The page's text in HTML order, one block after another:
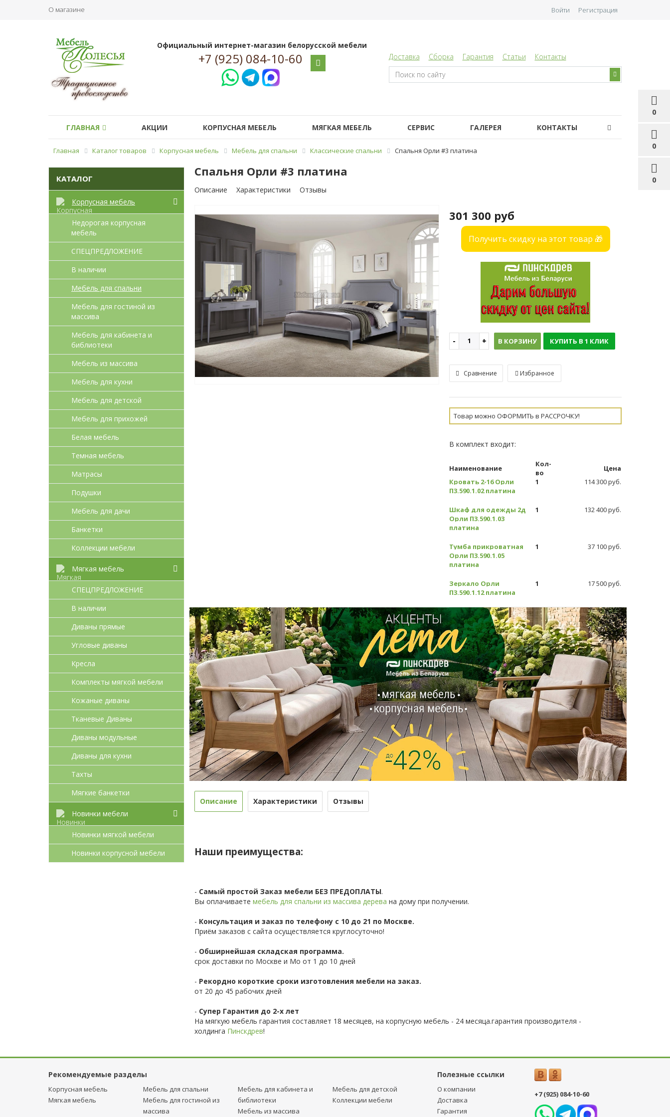
О магазине
0
0
0
Войти Регистрация
Официальный интернет-магазин белорусской мебели
+7 (925) 084-10-60 Доставка Сборка Гарантия Статьи Контакты
ГЛАВНАЯ АКЦИИ КОРПУСНАЯ МЕБЕЛЬ МЯГКАЯ МЕБЕЛЬ СЕРВИС ГАЛЕРЕЯ КОНТАКТЫ
Главная Каталог товаров Корпусная мебель Мебель для спальни Классические спальни Спальня Орли #3 платина
КАТАЛОГ
Корпусная мебель
Недорогая корпусная
мебель
СПЕЦПРЕДЛОЖЕНИЕ
В наличии
Мебель для спальни
Мебель для гостиной из
массива
Мебель для кабинета и
библиотеки
Мебель из массива
Мебель для кухни
Мебель для детcкой
Мебель для прихожей
Белая мебель
Темная мебель
Матрасы
Подушки
Мебель для дачи
Банкетки
Коллекции мебели
Мягкая мебель
СПЕЦПРЕДЛОЖЕНИЕ
В наличии
Диваны прямые
Угловые диваны
Кресла
Комплекты мягкой мебели
Кожаные диваны
Тканевые Диваны
Диваны модульные
Диваны для кухни
Тахты
Мягкие банкетки
Новинки мебели
Новинки мягкой мебели
Новинки корпусной мебели
Спальня Орли #3 платина
Описание Характеристики Отзывы
301 300 руб
Получить скидку на этот товар 🎁
В КОРЗИНУ КУПИТЬ В 1 КЛИК
Сравнение Избранное
Товар можно ОФОРМИТЬ в РАССРОЧКУ!
В комплект входит:
Наименование
Кол-
во
Цена
Кровать 2-16 Орли
П3.590.1.02 платина
1 114 300 руб.
Шкаф для одежды 2д
Орли П3.590.1.03
платина
1 132 400 руб.
Тумба прикроватная
Орли П3.590.1.05
платина
1 37 100 руб.
Зеркало Орли
П3.590.1.12 платина
1 17 500 руб.
Описание Характеристики Отзывы
Наши преимущества:
- Самый простой Заказ мебели БЕЗ ПРЕДОПЛАТЫ.
Вы оплачиваете мебель для спальни из массива дерева на дому при получении.
- Консультация и заказ по телефону с 10 до 21 по Москве.
Приём заказов с сайта осуществляется круглосуточно!
- Обширнейшая складская программа.
срок доставки по Москве и Мо от 1 до 10 дней
- Рекордно короткие сроки изготовления мебели на заказ.
от 20 до 45 рабочих дней
- Супер Гарантия до 2-х лет
На мягкую мебель гарантия составляет 18 месяцев, на корпусную мебель - 24 месяца.гарантия производителя -
холдинга Пинскдрев!
Рекомендуемые разделы Полезные ссылки
Корпусная мебель
Мягкая мебель
Мебель для спальни
Мебель для гостиной из
массива
Мебель для кабинета и
библиотеки
Мебель из массива
Мебель для детcкой
Коллекции мебели
О компании
Доставка
Гарантия
+7 (925) 084-10-60